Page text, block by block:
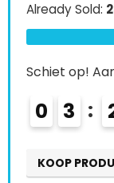
36
Already
0 4